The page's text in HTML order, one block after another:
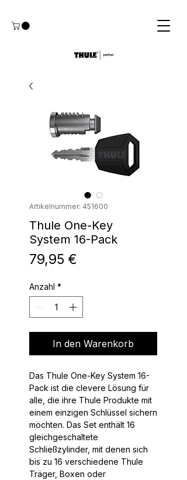
Artikelnummer: 451600
Thule One-Key
System 16-Pack
79,95 €
Anzahl *
In den Warenkorb
Das Thule One-Key System 16-
Pack ist die clevere Lösung für
alle, die ihre Thule Produkte mit
einem einzigen Schlüssel sichern
möchten. Das Set enthält 16
gleichgeschaltete
Schließzylinder, mit denen sich
bis zu 16 verschiedene Thule
Träger, Boxen oder